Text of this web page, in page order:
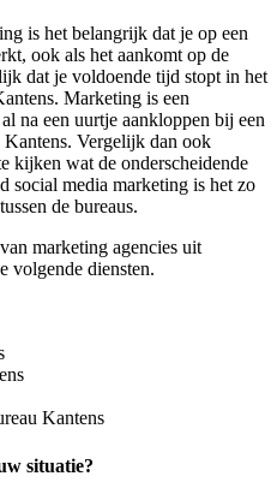
is het belangrijk dat je op een
ook als het aankomt op de
dat je voldoende tijd stopt in het
Marketing is een
na een uurtje aankloppen bij een
Vergelijk dan ook
kijken wat de onderscheidende
social media marketing is het zo
de bureaus.
marketing agencies uit
volgende diensten.
Kantens
situatie?